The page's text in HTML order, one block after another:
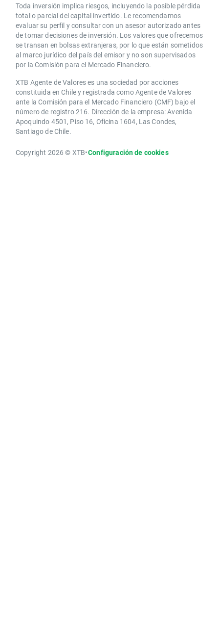
Toda inversión implica riesgos, incluyendo la posible pérdida
total o parcial del capital invertido. Le recomendamos
evaluar su perfil y consultar con un asesor autorizado antes
de tomar decisiones de inversión. Los valores que ofrecemos
se transan en bolsas extranjeras, por lo que están sometidos
al marco jurídico del país del emisor y no son supervisados
por la Comisión para el Mercado Financiero.
XTB Agente de Valores es una sociedad por acciones
constituida en Chile y registrada como Agente de Valores
ante la Comisión para el Mercado Financiero (CMF) bajo el
número de registro 216. Dirección de la empresa: Avenida
Apoquindo 4501, Piso 16, Oficina 1604, Las Condes,
Santiago de Chile.
Copyright 2026 © XTB•Configuración de cookies